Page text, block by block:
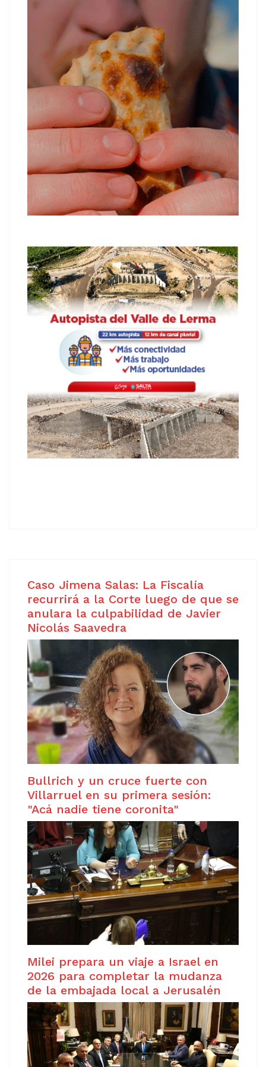
Caso Jimena Salas: La Fiscalía
recurrirá a la Corte luego de que se
anulara la culpabilidad de Javier
Nicolás Saavedra
Bullrich y un cruce fuerte con
Villarruel en su primera sesión:
"Acá nadie tiene coronita"
Milei prepara un viaje a Israel en
2026 para completar la mudanza
de la embajada local a Jerusalén